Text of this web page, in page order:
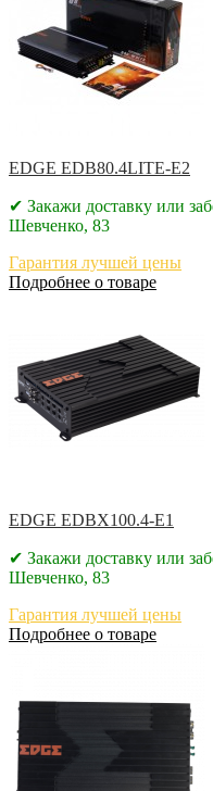
EDGE EDB80.4LITE-E2
✔ Закажи доставку или
Шевченко, 83
Гарантия лучшей цены
Подробнее о товаре
EDGE EDBX100.4-E1
✔ Закажи доставку или
Шевченко, 83
Гарантия лучшей цены
Подробнее о товаре